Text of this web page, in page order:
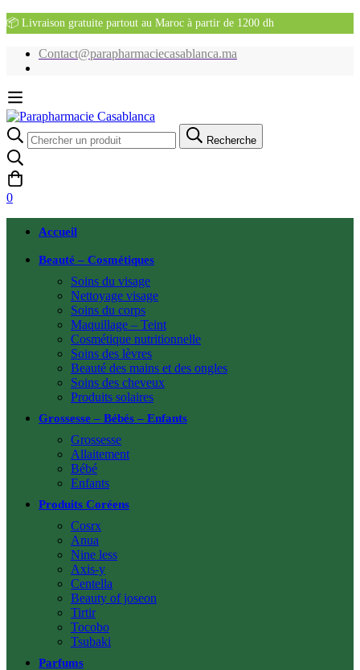
📦 Livraison gratuite partout au Maroc à partir de 1200 dh
Contact@parapharmaciecasablanca.ma
Recherche
pour:
Recherche
0
Accueil
Beauté – Cosmétiques
Soins du visage
Nettoyage visage
Soins du corps
Maquillage – Teint
Cosmétique nutritionnelle
Soins des lèvres
Beauté des mains et des ongles
Soins des cheveux
Produits solaires
Grossesse – Bébés – Enfants
Grossesse
Allaitement
Bébé
Enfants
Produits Coréens
Cosrx
Anua
Nine less
Axis-y
Centella
Beauty of joseon
Tirtir
Tocobo
Tsubaki
Parfums